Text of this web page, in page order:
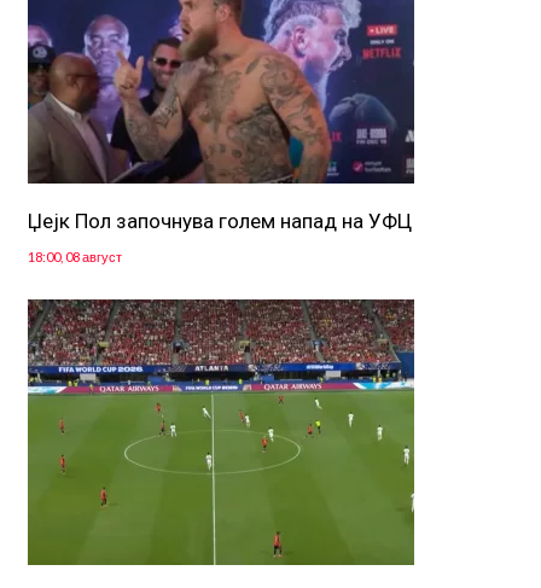
Џејк Пол започнува голем напад на УФЦ
18:00, 08 август